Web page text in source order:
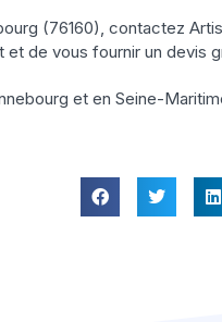
(76160), contactez
de vous fournir un devis
et en Seine-